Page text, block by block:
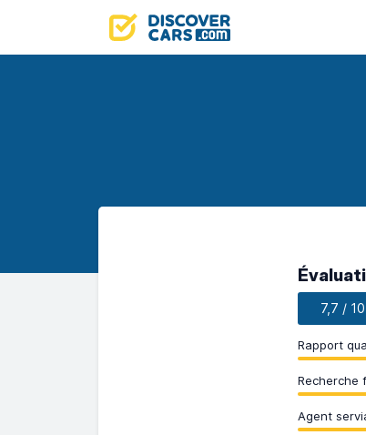
7,7 / 10
Rapport
Recherche
Agent